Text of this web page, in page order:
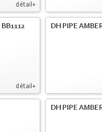
détail+
détail+
DH PIPE
DH PIPE